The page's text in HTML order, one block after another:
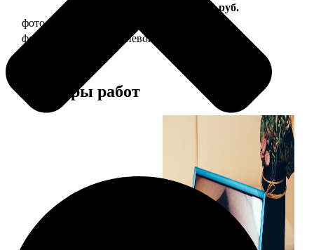
Цена, руб.
фото 20х30 в деревянной рамке
фото 20х30 в алюминиевой рамке
Примеры работ